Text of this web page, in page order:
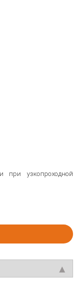
при узкопроходной